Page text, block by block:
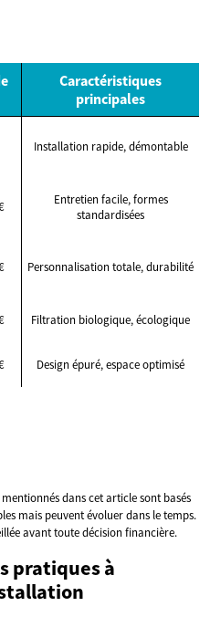
Caractéristiques
principales
Installation rapide, démontable
Entretien facile, formes
standardisées
Personnalisation totale, durabilité
Filtration biologique, écologique
Design épuré, espace optimisé
dans cet article sont basés
mais peuvent évoluer dans le temps.
avant toute décision financière.
pratiques à